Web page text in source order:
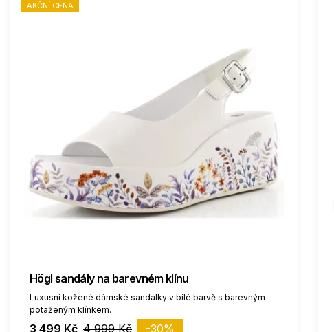
AKČNÍ CENA
Högl sandály na barevném klínu
Luxusní kožené dámské sandálky v bílé barvě s barevným
potaženým klínkem.
3 499 Kč 4 999 Kč -30%